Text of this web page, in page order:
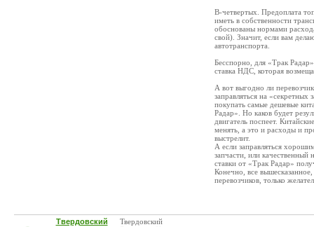
В-четвертых. Предоплата
иметь в собственности
обоснованы нормами
свой). Значит, если вам
автотранспорта.
Бесспорно, для «Трак
ставка НДС, которая
А вот выгодно ли
заправляться на
покупать самые дешевые
Радар». Но каков будет
двигатель поспеет.
менять, а это и расходы и
выстрелит.
А если заправляться
запчасти, или качественный
ставки от «Трак Радар»
Конечно, все
перевозчиков, только
Твердовский
Твердовский